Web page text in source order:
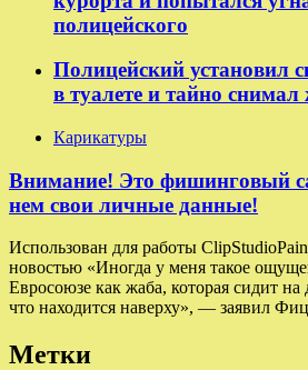
полицейского
Полицейский установил
в туалете и тайно
Карикатуры
Внимание! Это фишинговый
нем свои личные данные!
Использован для работы
новостью «Иногда у меня такое
Евросоюзе как жаба, которая сидит на
что находится наверху», — заявил
Метки